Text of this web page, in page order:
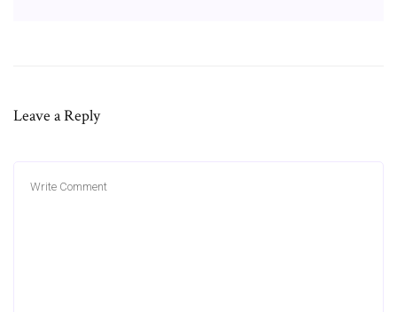
Leave a Reply